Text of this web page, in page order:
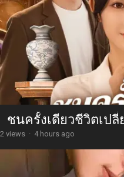
ชนครั้งเดียวชีวิตเป
2 views · 4 hours ago